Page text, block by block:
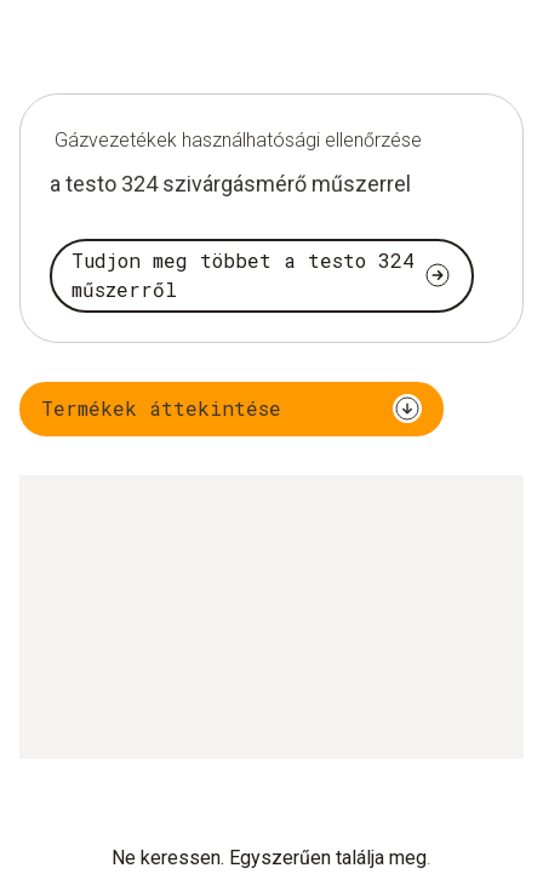
Gázvezetékek használhatósági ellenőrzése
a testo 324 szivárgásmérő műszerrel
Tudjon meg többet a testo 324
műszerről
Termékek áttekintése
Ne keressen. Egyszerűen találja meg